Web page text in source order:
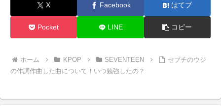
X Facebook はてブ
Pocket LINE コピー
ホーム KPOP SEVENTEEN
セブチのウジ
の作詞作曲した曲について！いつ勉強したの？